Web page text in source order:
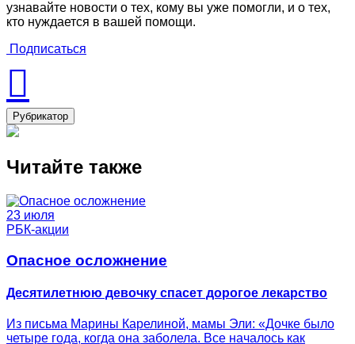
узнавайте новости о тех, кому вы уже помогли, и о тех,
кто нуждается в вашей помощи.
Подписаться
Рубрикатор
Читайте также
23 июля
РБК-акции
Опасное осложнение
Десятилетнюю девочку спасет дорогое лекарство
Из письма Марины Карелиной, мамы Эли: «Дочке было
четыре года, когда она заболела. Все началось как